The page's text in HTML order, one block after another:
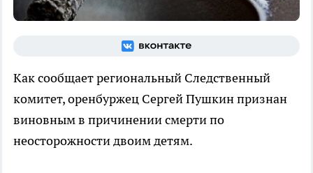
Как сообщает региональный Следственный
комитет, оренбуржец Сергей Пушкин признан
виновным в причинении смерти по
неосторожности двоим детям.